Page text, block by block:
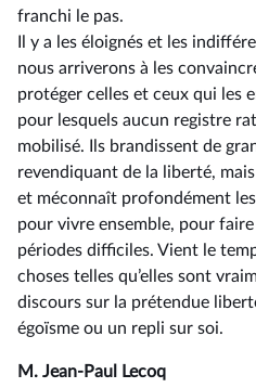
franchi le pas.
Il y a les éloignés et les
nous arriverons à les
protéger celles et ceux qui les
pour lesquels aucun registre
mobilisé. Ils brandissent de
revendiquant de la liberté,
et méconnaît profondément
pour vivre ensemble, pour
périodes difficiles. Vient le
choses telles qu’elles sont
discours sur la prétendue
égoïsme ou un repli sur soi.
M. Jean-Paul Lecoq